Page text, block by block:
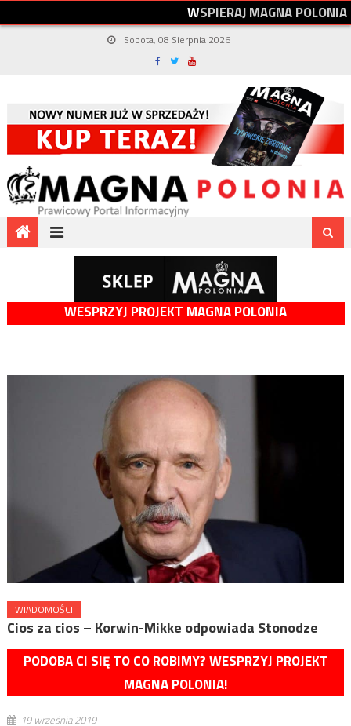
WSPIERAJMAGNAPOLONIA
Sobota, 08 Sierpnia 2026
WESPRZYJ PROJEKT MAGNA POLONIA
WIADOMOŚCI
Cios za cios – Korwin-Mikke odpowiada Stonodze
PODOBA CI SIĘ TO CO ROBIMY? WESPRZYJ PROJEKT
MAGNA POLONIA!
19 września 2019